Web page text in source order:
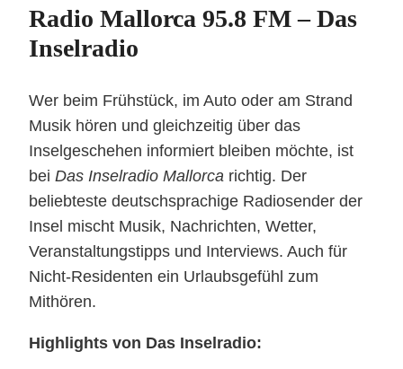
Radio Mallorca 95.8 FM – Das
Inselradio
Wer beim Frühstück, im Auto oder am Strand
Musik hören und gleichzeitig über das
Inselgeschehen informiert bleiben möchte, ist
bei Das Inselradio Mallorca richtig. Der
beliebteste deutschsprachige Radiosender der
Insel mischt Musik, Nachrichten, Wetter,
Veranstaltungstipps und Interviews. Auch für
Nicht-Residenten ein Urlaubsgefühl zum
Mithören.
Highlights von Das Inselradio: